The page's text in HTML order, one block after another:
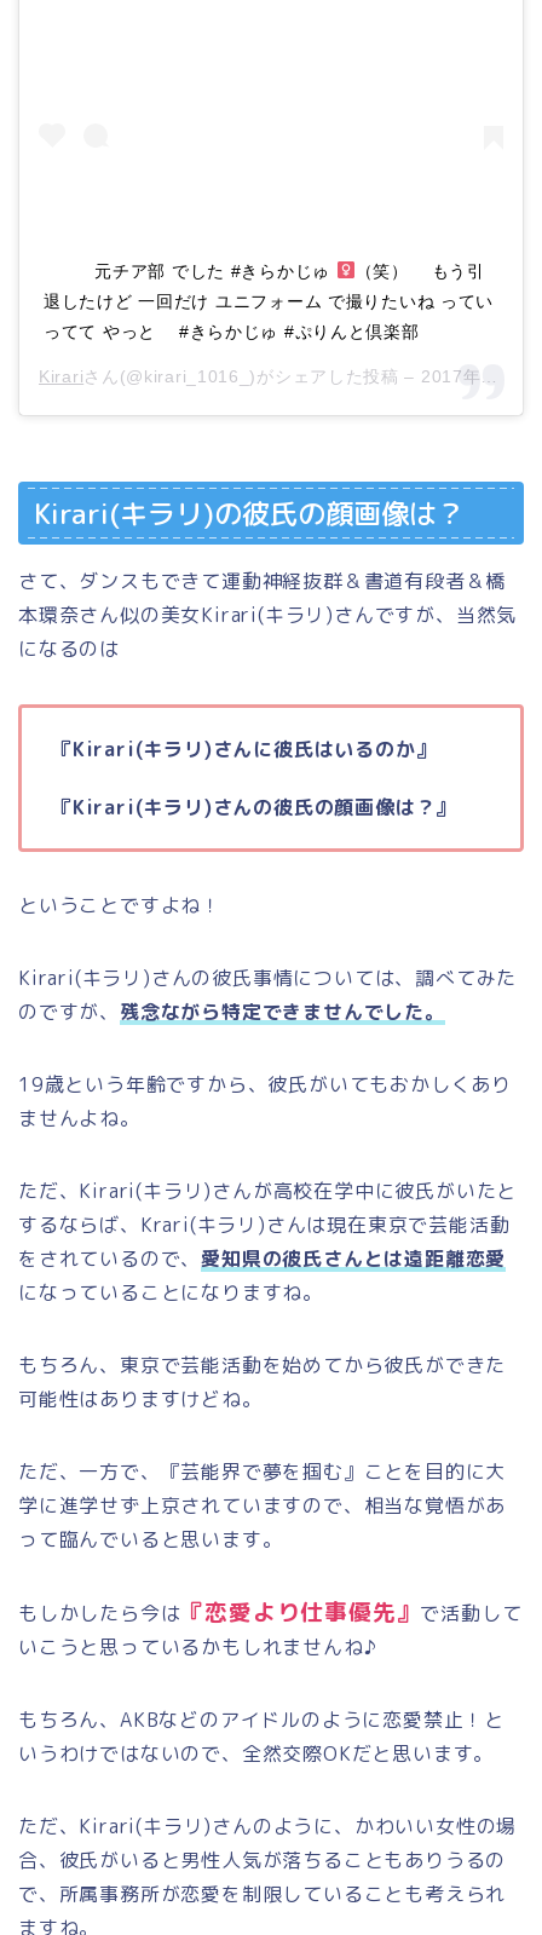
ㅤㅤㅤㅤㅤㅤㅤㅤㅤㅤㅤㅤㅤ ㅤㅤㅤㅤㅤㅤㅤㅤㅤㅤㅤㅤㅤ ㅤㅤㅤㅤㅤㅤㅤㅤㅤㅤㅤㅤㅤ 元チア部 でした #きらかじゅ ‍
（笑） ‪ㅤㅤㅤㅤㅤㅤㅤㅤㅤㅤㅤㅤㅤ もう引
退したけど 一回だけ ユニフォーム で撮りたいね ってい
ってて やっと ㅤㅤㅤㅤㅤㅤㅤㅤㅤㅤㅤㅤㅤ #きらかじゅ #ぷりんと倶楽部
Kirariさん(@kirari_1016_)がシェアした投稿 – 2017年 8月月27日午前3時24分PDT
Kirari(キラリ)の彼氏の顔画像は？
さて、ダンスもできて運動神経抜群＆書道有段者＆橋
本環奈さん似の美女Kirari(キラリ)さんですが、当然気
になるのは
『Kirari(キラリ)さんに彼氏はいるのか』
『Kirari(キラリ)さんの彼氏の顔画像は？』
ということですよね！
Kirari(キラリ)さんの彼氏事情については、調べてみた
のですが、 残念ながら特定できませんでした。
19歳という年齢ですから、彼氏がいてもおかしくあり
ませんよね。
ただ、Kirari(キラリ)さんが高校在学中に彼氏がいたと
するならば、Krari(キラリ)さんは現在東京で芸能活動
をされているので、愛知県の彼氏さんとは遠距離恋愛
になっていることになりますね。
もちろん、東京で芸能活動を始めてから彼氏ができた
可能性はありますけどね。
ただ、一方で、『芸能界で夢を掴む』ことを目的に大
学に進学せず上京されていますので、相当な覚悟があ
って臨んでいると思います。
もしかしたら今は 『恋愛より仕事優先』 で活動して
いこうと思っているかもしれませんね♪
もちろん、AKBなどのアイドルのように恋愛禁止！と
いうわけではないので、全然交際OKだと思います。
ただ、Kirari(キラリ)さんのように、かわいい女性の場
合、彼氏がいると男性人気が落ちることもありうるの
で、所属事務所が恋愛を制限していることも考えられ
ますね。